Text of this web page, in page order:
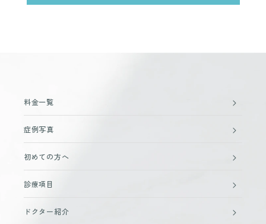
料金一覧
症例写真
初めての方へ
診療項目
ドクター紹介